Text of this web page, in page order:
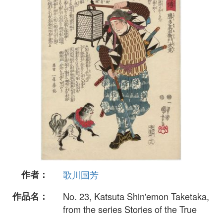
作者：
歌川国芳
作品名：
No. 23, Katsuta Shin'emon Taketaka,
from the series Stories of the True